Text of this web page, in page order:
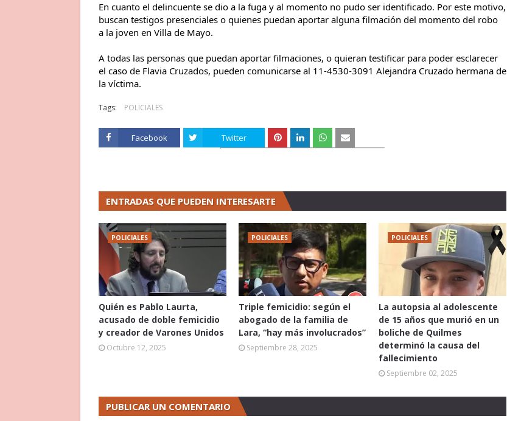
En cuanto el delincuente se dio a la fuga y al momento no pudo ser identificado. Por este motivo,
buscan testigos presenciales o quienes puedan aportar alguna filmación del momento del robo
a la joven en Villa de Mayo.
A todas las personas que puedan aportar filmaciones, o quieran testificar para poder esclarecer
el caso de Flavia Cruzados, pueden comunicarse al 11-4530-3091 Alejandra Cruzado hermana de
la víctima.
Tags: POLICIALES
Facebook Twitter
ENTRADAS QUE PUEDEN INTERESARTE
POLICIALES
Quién es Pablo Laurta,
acusado de doble femicidio
y creador de Varones Unidos
Octubre 12, 2025
POLICIALES
Triple femicidio: según el
abogado de la familia de
Lara, “hay más involucrados”
Septiembre 28, 2025
POLICIALES
La autopsia al adolescente
de 15 años que murió en un
boliche de Quilmes
determinó la causa del
fallecimiento
Septiembre 02, 2025
PUBLICAR UN COMENTARIO